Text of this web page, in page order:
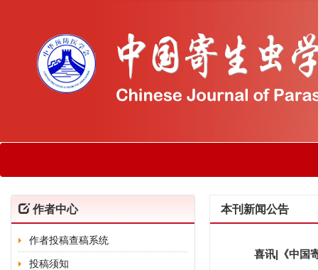
作者中心
作者投稿查稿系统
投稿须知
本刊新闻公告
喜讯|《中国